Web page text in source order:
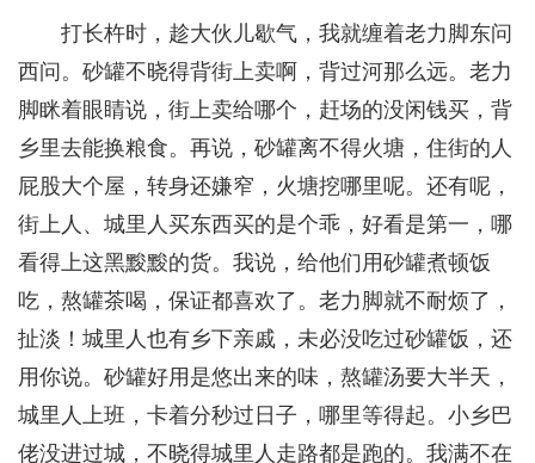
打长杵时，趁大伙儿歇气，我就缠着老力脚东问
西问。砂罐不晓得背街上卖啊，背过河那么远。老力
脚眯着眼睛说，街上卖给哪个，赶场的没闲钱买，背
乡里去能换粮食。再说，砂罐离不得火塘，住街的人
屁股大个屋，转身还嫌窄，火塘挖哪里呢。还有呢，
街上人、城里人买东西买的是个乖，好看是第一，哪
看得上这黑黢黢的货。我说，给他们用砂罐煮顿饭
吃，熬罐茶喝，保证都喜欢了。老力脚就不耐烦了，
扯淡！城里人也有乡下亲戚，未必没吃过砂罐饭，还
用你说。砂罐好用是悠出来的味，熬罐汤要大半天，
城里人上班，卡着分秒过日子，哪里等得起。小乡巴
佬没进过城，不晓得城里人走路都是跑的。我满不在